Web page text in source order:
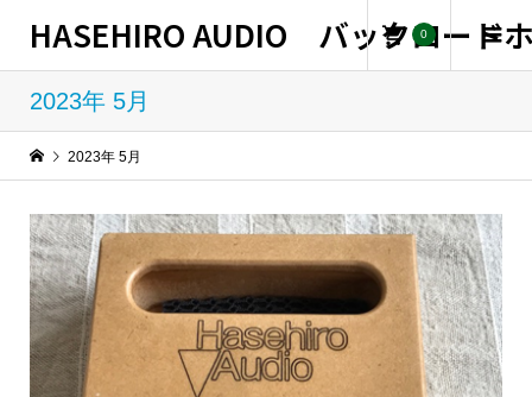
HASEHIRO AUDIO バックロード
0
2023年 5月
2023年 5月